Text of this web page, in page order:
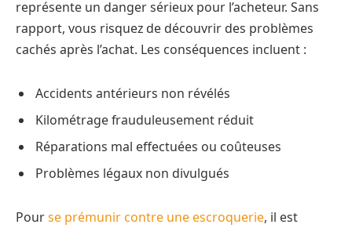
représente un danger sérieux pour l’acheteur. Sans
rapport, vous risquez de découvrir des problèmes
cachés après l’achat. Les conséquences incluent :
Accidents antérieurs non révélés
Kilométrage frauduleusement réduit
Réparations mal effectuées ou coûteuses
Problèmes légaux non divulgués
Pourse prémunir contre une escroquerie, il est